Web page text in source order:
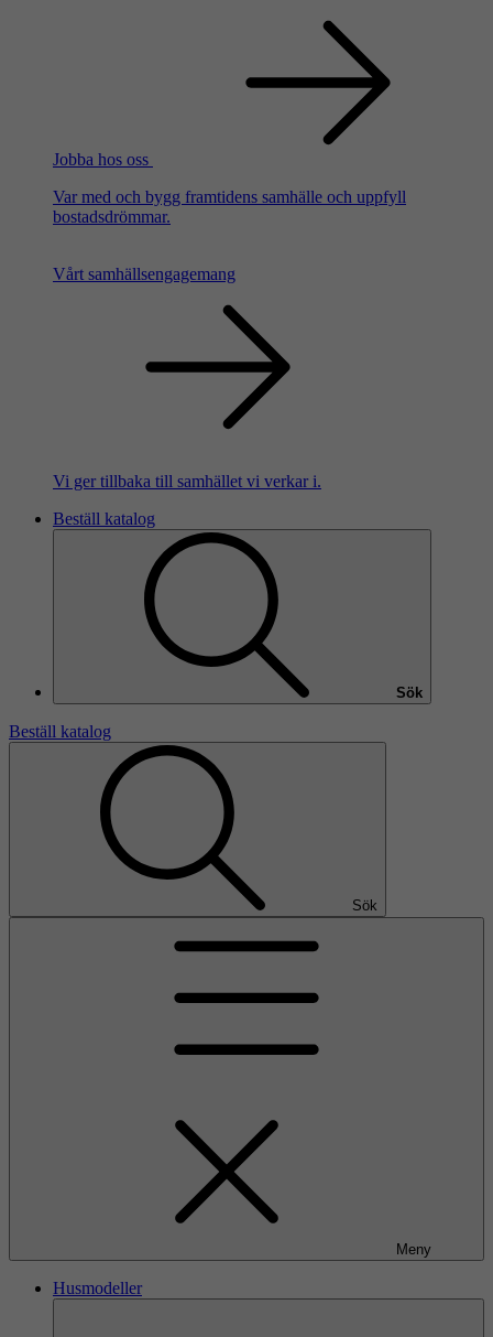
Jobba hos oss
Var med och bygg framtidens samhälle och uppfyll
bostadsdrömmar.
Vårt samhällsengagemang
Vi ger tillbaka till samhället vi verkar i.
Beställ katalog
Sök
Beställ katalog
Sök
Meny
Husmodeller